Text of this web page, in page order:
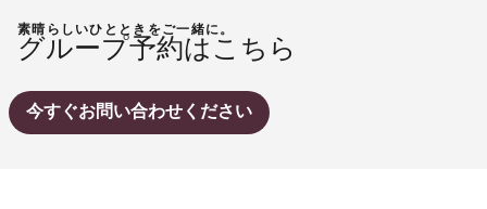
素晴らしいひとときをご一緒に。
グループ予約はこちら
今すぐお問い合わせください